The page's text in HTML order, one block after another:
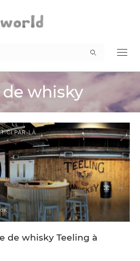
whisky
CI PAR-LÀ
de whisky Teeling à